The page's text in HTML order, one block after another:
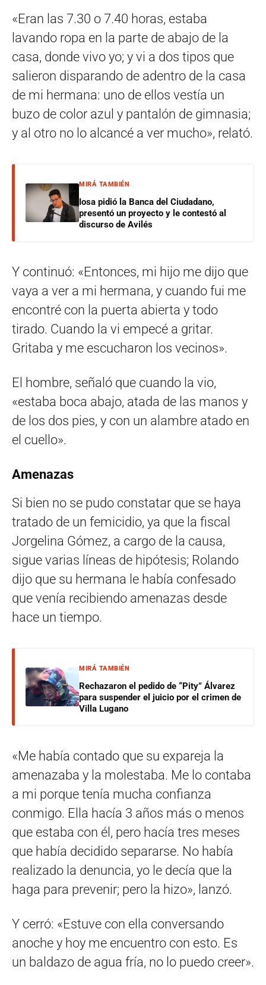
«Eran las 7.30 o 7.40 horas, estaba
lavando ropa en la parte de abajo de la
casa, donde vivo yo; y vi a dos tipos que
salieron disparando de adentro de la casa
de mi hermana: uno de ellos vestía un
buzo de color azul y pantalón de gimnasia;
y al otro no lo alcancé a ver mucho», relató.
MIRÁ TAMBIÉN
Iosa pidió la Banca del Ciudadano,
presentó un proyecto y le contestó al
discurso de Avilés
Y continuó: «Entonces, mi hijo me dijo que
vaya a ver a mi hermana, y cuando fui me
encontré con la puerta abierta y todo
tirado. Cuando la vi empecé a gritar.
Gritaba y me escucharon los vecinos».
El hombre, señaló que cuando la vio,
«estaba boca abajo, atada de las manos y
de los dos pies, y con un alambre atado en
el cuello».
Amenazas
Si bien no se pudo constatar que se haya
tratado de un femicidio, ya que la fiscal
Jorgelina Gómez, a cargo de la causa,
sigue varias líneas de hipótesis; Rolando
dijo que su hermana le había confesado
que venía recibiendo amenazas desde
hace un tiempo.
MIRÁ TAMBIÉN
Rechazaron el pedido de “Pity” Álvarez
para suspender el juicio por el crimen de
Villa Lugano
«Me había contado que su expareja la
amenazaba y la molestaba. Me lo contaba
a mi porque tenía mucha confianza
conmigo. Ella hacía 3 años más o menos
que estaba con él, pero hacía tres meses
que había decidido separarse. No había
realizado la denuncia, yo le decía que la
haga para prevenir; pero la hizo», lanzó.
Y cerró: «Estuve con ella conversando
anoche y hoy me encuentro con esto. Es
un baldazo de agua fría, no lo puedo creer».